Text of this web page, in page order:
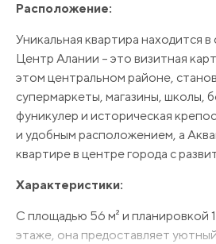
Расположение:
Уникальная квартира находится
Центр Алании – это визитная
этом центральном районе,
супермаркеты, магазины, школы,
фуникулер и историческая
и удобным расположением, а
квартире в центре города с
Характеристики:
С площадью 56 м² и планировкой
этаже, она предоставляет